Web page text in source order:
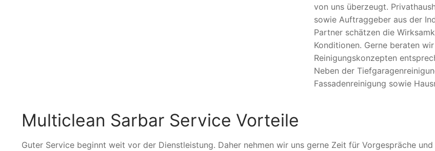
von uns überzeugt.
sowie Auftraggeber aus der
Partner schätzen die
Konditionen. Gerne beraten
Reinigungskonzepten
Neben der
Fassadenreinigung sowie
Multiclean Sarbar Service Vorteile
Guter Service beginnt weit vor der Dienstleistung. Daher nehmen wir uns gerne Zeit für Vorgespräche